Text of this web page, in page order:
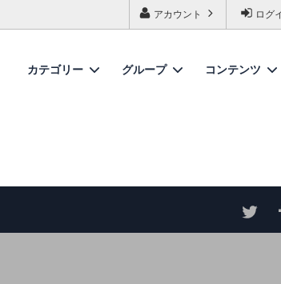
ログ
アカウント
カテゴリー
テーブル
グループ コンテンツ
アンティーク商品 概略と